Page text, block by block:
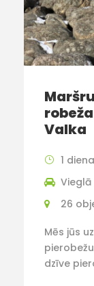
Valka
1
26
Mēs jūs
dzīve